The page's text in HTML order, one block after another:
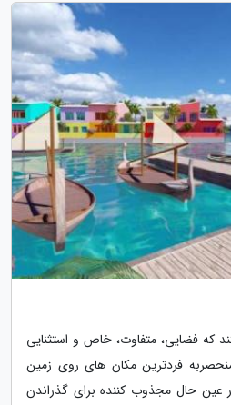
که فضایی، متفاوت، خاص و استثنایی
فردترین مکان های روی زمین
حال مجذوب کننده برای گذراندن